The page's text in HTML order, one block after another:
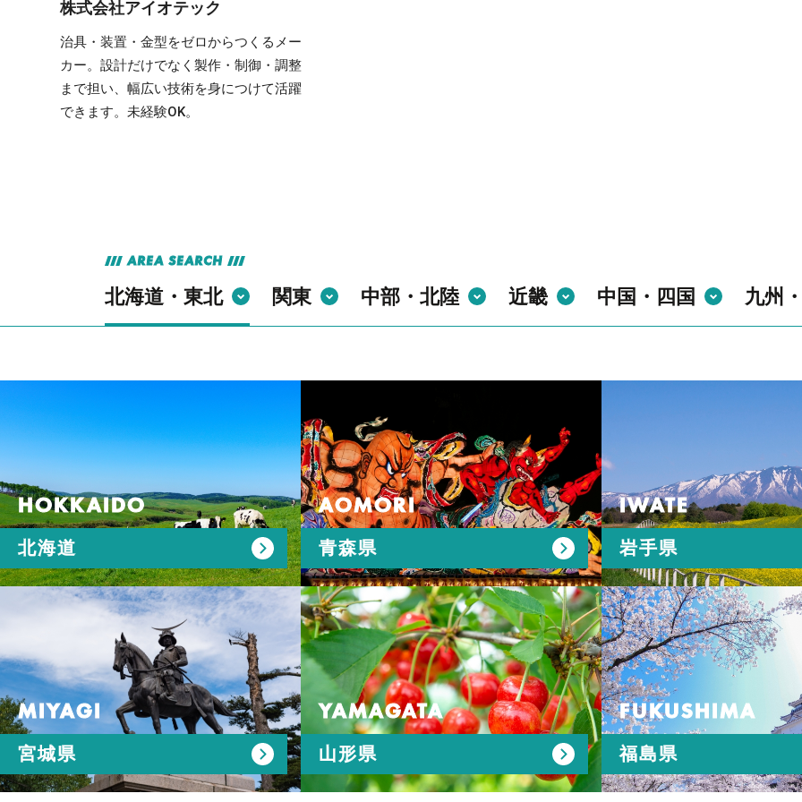
株式会社アイオテック
治具・装置・金型をゼロからつくるメー
カー。設計だけでなく製作・制御・調整
まで担い、幅広い技術を身につけて活躍
できます。未経験OK。
AREA SEARCH
北海道・東北 関東 中部・北陸 近畿 中国・四国 九州
HOKKAIDO
北海道
AOMORI
青森県
IWATE
岩手県
MIYAGI
宮城県
YAMAGATA
山形県
FUKUSHIMA
福島県